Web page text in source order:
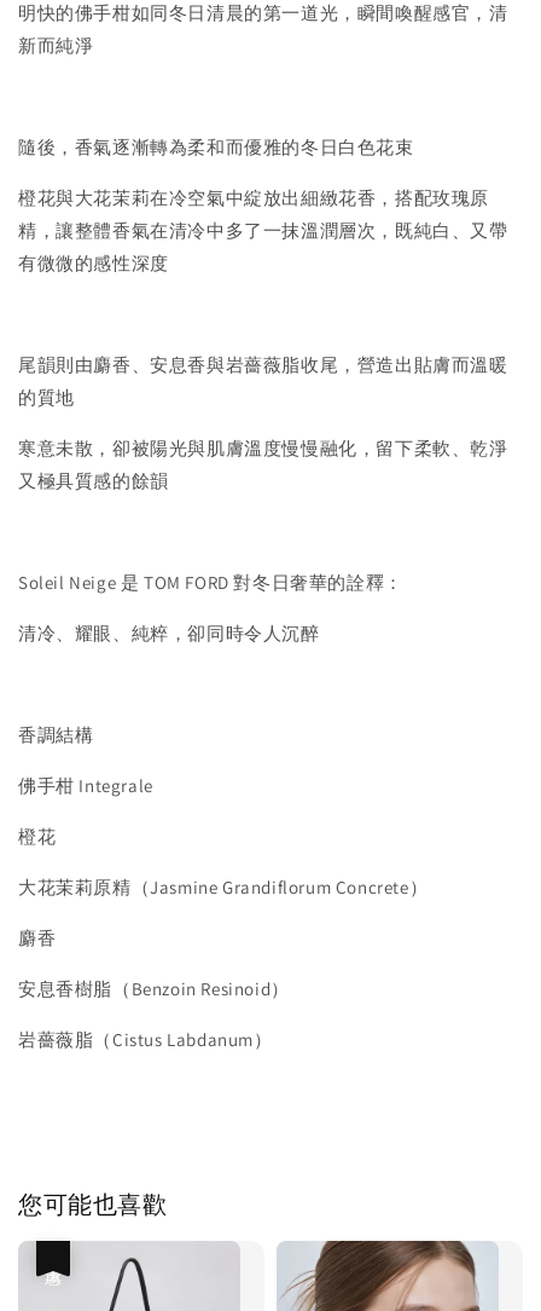
明快的佛手柑如同冬日清晨的第一道光，瞬間喚醒感官，清
新而純淨
隨後，香氣逐漸轉為柔和而優雅的冬日白色花束
橙花與大花茉莉在冷空氣中綻放出細緻花香，搭配玫瑰原
精，讓整體香氣在清冷中多了一抹溫潤層次，既純白、又帶
有微微的感性深度
尾韻則由麝香、安息香與岩薔薇脂收尾，營造出貼膚而溫暖
的質地
寒意未散，卻被陽光與肌膚溫度慢慢融化，留下柔軟、乾淨
又極具質感的餘韻
Soleil Neige 是 TOM FORD 對冬日奢華的詮釋：
清冷、耀眼、純粹，卻同時令人沉醉
香調結構
佛手柑 Integrale
橙花
大花茉莉原精（Jasmine Grandiflorum Concrete）
麝香
安息香樹脂（Benzoin Resinoid）
岩薔薇脂（Cistus Labdanum）
您可能也喜歡